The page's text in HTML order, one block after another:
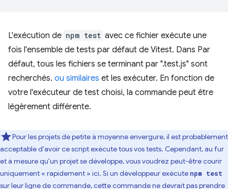
L'exécution de npm test avec ce fichier exécute une
fois l'ensemble de tests par défaut de Vitest. Dans Par
défaut, tous les fichiers se terminant par ".test.js" sont
recherchés. ou similaires et les exécuter. En fonction de
votre l'exécuteur de test choisi, la commande peut être
légèrement différente.
Pour les projets de petite à moyenne envergure, il est probablement
acceptable d'avoir ce script exécute tous vos tests. Cependant, au fur
et à mesure qu'un projet se développe, vous voudrez peut-être courir
uniquement « rapidement » ici. Si un développeur exécute npm test
sur leur ligne de commande, cette commande ne devrait pas prendre